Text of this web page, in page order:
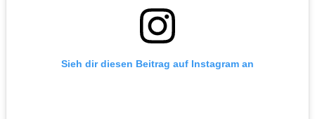
Sieh dir diesen Beitrag auf Instagram an